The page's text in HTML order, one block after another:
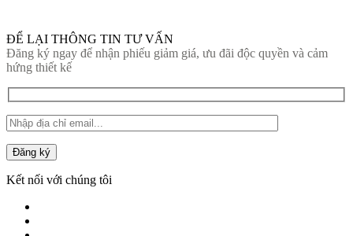
ĐỂ LẠI THÔNG TIN TƯ VẤN
Đăng ký ngay để nhận phiếu giảm giá, ưu đãi độc quyền và cảm
hứng thiết kế
Đăng ký
Kết nối với chúng tôi